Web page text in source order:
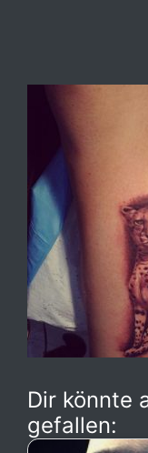
Dir könnte
gefallen: